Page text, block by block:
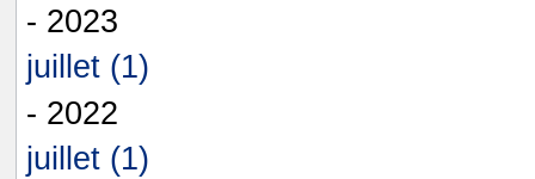
- 2023
juillet (1)
- 2022
juillet (1)